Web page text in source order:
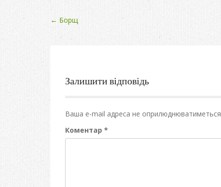
Post
navigation
← Борщ
Залишити відповідь
Ваша e-mail адреса не
Коментар *